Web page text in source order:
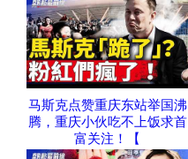
马斯克点赞重庆东站举国沸
腾，重庆小伙吃不上饭求首
富关注！【